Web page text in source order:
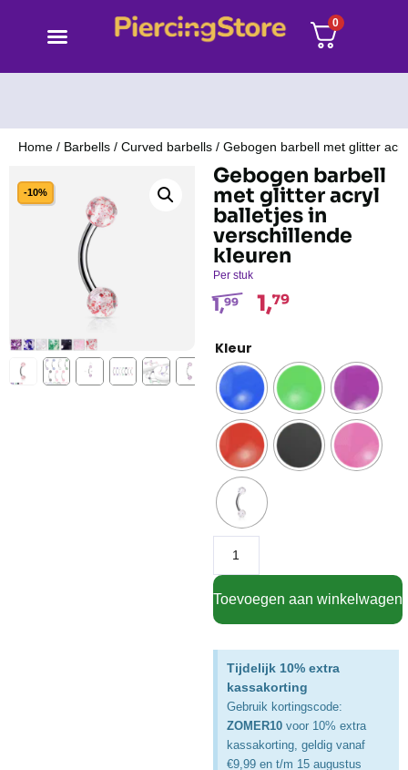
0
Home / Barbells / Curved barbells / Gebogen barbell met glitter
-10%
Gebogen barbell
met glitter acryl
balletjes in
verschillende
kleuren
Per stuk
1,99 1,79
Kleur
Toevoegen aan winkelwagen
Tijdelijk 10% extra
kassakorting
Gebruik kortingscode:
ZOMER10 voor 10% extra
kassakorting, geldig vanaf
€9,99 en t/m 15 augustus